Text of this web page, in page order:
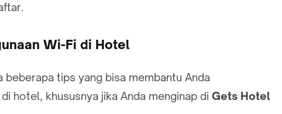
Wi-Fi di Hotel
beberapa tips yang bisa membantu Anda
hotel, khususnya jika Anda menginap di Gets Hotel